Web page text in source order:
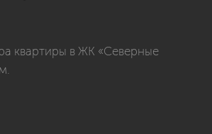
квартиры в ЖК «Северные